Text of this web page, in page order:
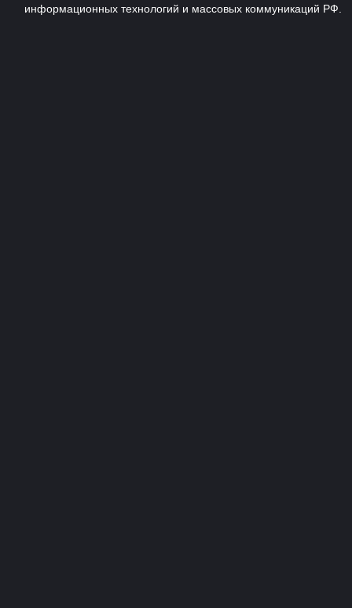
информационных технологий и массовых коммуникаций РФ.